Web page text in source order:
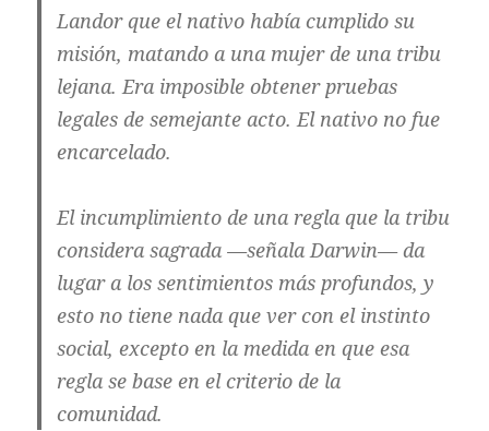
Landor que el nativo había cumplido su
misión, matando a una mujer de una tribu
lejana. Era imposible obtener pruebas
legales de semejante acto. El nativo no fue
encarcelado.
El incumplimiento de una regla que la tribu
considera sagrada —señala Darwin— da
lugar a los sentimientos más profundos, y
esto no tiene nada que ver con el instinto
social, excepto en la medida en que esa
regla se base en el criterio de la
comunidad.